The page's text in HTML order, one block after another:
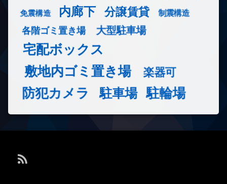
免震構造 内廊下 分譲賃貸 制震構造
各階ゴミ置き場 大型駐車場
宅配ボックス
敷地内ゴミ置き場
楽器可
防犯カメラ 駐車場 駐輪場
RSS